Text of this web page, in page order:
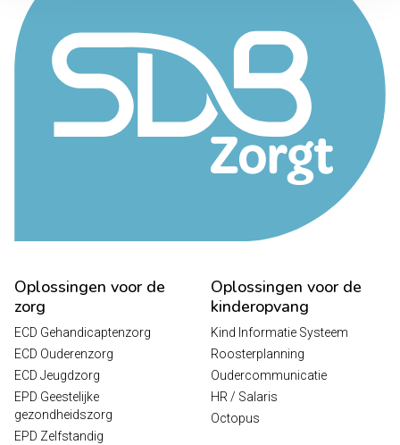
Oplossingen voor de
zorg
ECD Gehandicaptenzorg
ECD Ouderenzorg
ECD Jeugdzorg
EPD Geestelijke
gezondheidszorg
EPD Zelfstandig
Oplossingen voor de
kinderopvang
Kind Informatie Systeem
Roosterplanning
Oudercommunicatie
HR / Salaris
Octopus